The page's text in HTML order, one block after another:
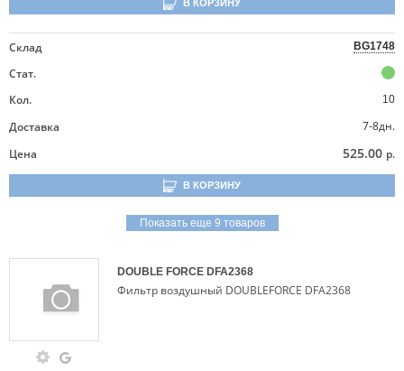
В КОРЗИНУ
Склад BG1748
Стат.
Кол.
10
Доставка
7-8дн.
Цена
525.00 р.
В КОРЗИНУ
Показать еще 9 товаров
DOUBLE FORCE DFA2368
Фильтр воздушный DOUBLEFORCE DFA2368